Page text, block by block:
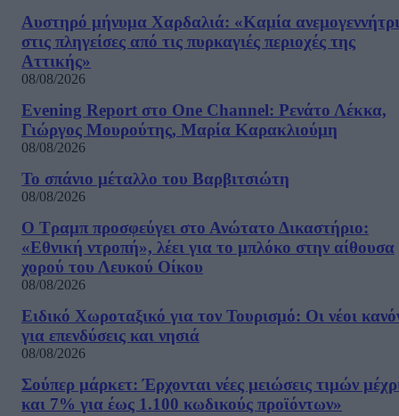
Αυστηρό μήνυμα Χαρδαλιά: «Καμία
στις πληγείσες από τις πυρκαγιές περιοχές της
Αττικής»
08/08/2026
Evening Report στο One Channel: Ρενάτο Λέκκα,
Γιώργος Μουρούτης, Μαρία Καρακλιούμη
08/08/2026
Το σπάνιο μέταλλο του Βαρβιτσιώτη
08/08/2026
Ο Τραμπ προσφεύγει στο Ανώτατο Δικαστήριο:
«Εθνική ντροπή», λέει για το μπλόκο στην αίθουσα
χορού του Λευκού Οίκου
08/08/2026
Ειδικό Χωροταξικό για τον Τουρισμό: Οι νέοι
για επενδύσεις και νησιά
08/08/2026
Σούπερ μάρκετ: Έρχονται νέες μειώσεις τιμών
και 7% για έως 1.100 κωδικούς προϊόντων»